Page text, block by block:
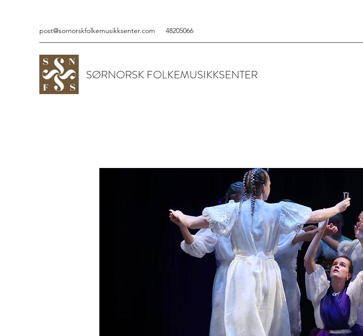
post@sornorskfolkemusikksenter.com 48205066
SØRNORSK FOLKEMUSIKKSENTER